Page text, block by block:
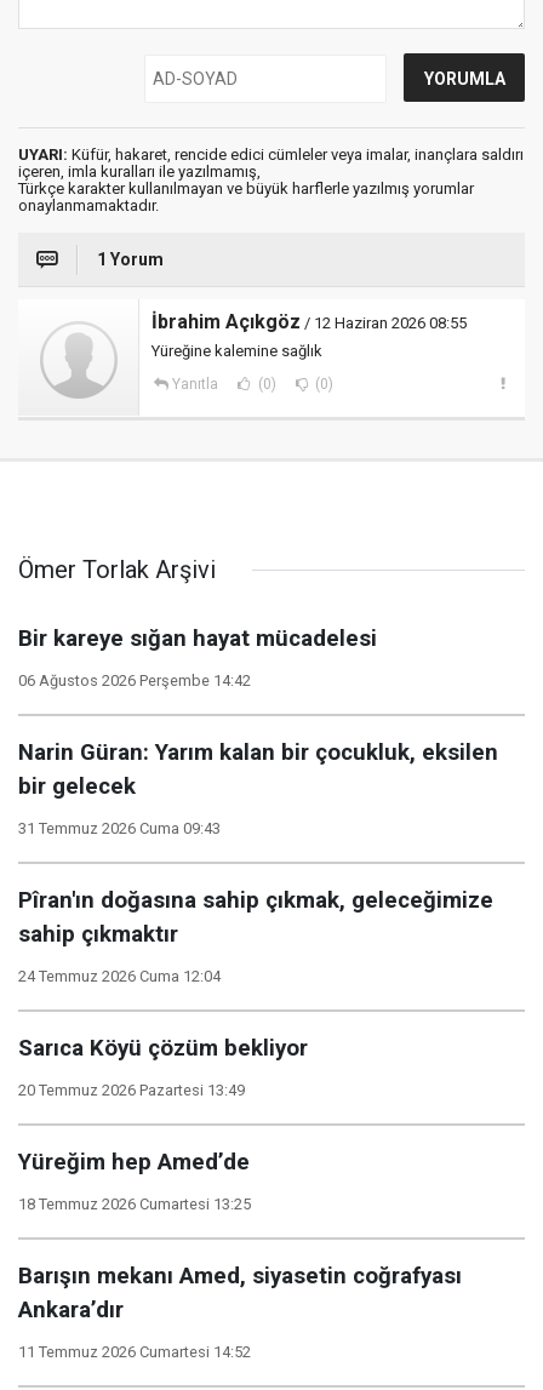
UYARI: Küfür, hakaret, rencide edici cümleler veya imalar, inançlara saldırı
içeren, imla kuralları ile yazılmamış,
Türkçe karakter kullanılmayan ve büyük harflerle yazılmış yorumlar
onaylanmamaktadır.
1 Yorum
İbrahim Açıkgöz / 12 Haziran 2026 08:55
Yüreğine kalemine sağlık
Yanıtla (0) (0)
Ömer Torlak Arşivi
Bir kareye sığan hayat mücadelesi
06 Ağustos 2026 Perşembe 14:42
Narin Güran: Yarım kalan bir çocukluk, eksilen
bir gelecek
31 Temmuz 2026 Cuma 09:43
Pîran'ın doğasına sahip çıkmak, geleceğimize
sahip çıkmaktır
24 Temmuz 2026 Cuma 12:04
Sarıca Köyü çözüm bekliyor
20 Temmuz 2026 Pazartesi 13:49
Yüreğim hep Amed’de
18 Temmuz 2026 Cumartesi 13:25
Barışın mekanı Amed, siyasetin coğrafyası
Ankara’dır
11 Temmuz 2026 Cumartesi 14:52